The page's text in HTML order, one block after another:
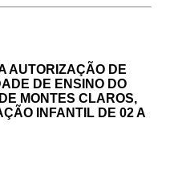
AUTORIZAÇÃO DE
DE ENSINO DO
MONTES CLAROS,
INFANTIL DE 02 A